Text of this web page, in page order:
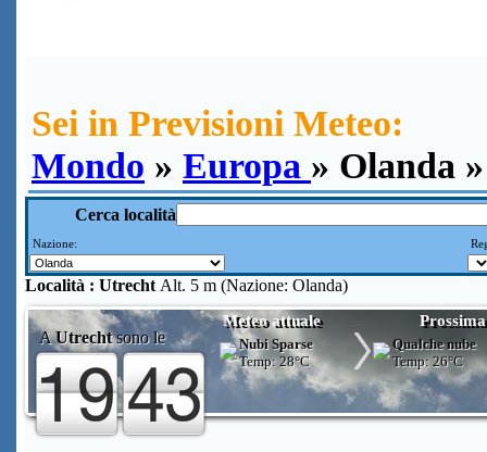
Sei in Previsioni Meteo:
Mondo » Europa » Olanda
Cerca località
Nazione:
Località : Utrecht Alt. 5 m (Nazione: Olanda)
AUtrechtsono le
Meteo attuale
Nubi Sparse
Temp:28°C
Qualche nube
Temp:26°C